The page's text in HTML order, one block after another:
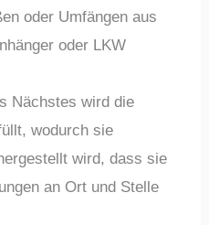
oder Umfängen aus
oder LKW
Nächstes wird die
wodurch sie
wird, dass sie
an Ort und Stelle